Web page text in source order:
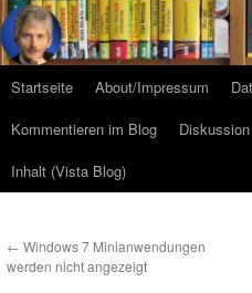
Startseite About/Impressum
Kommentieren im Blog
Diskussion
Inhalt (Vista Blog)
← Windows 7 Minianwendungen
werden nicht angezeigt